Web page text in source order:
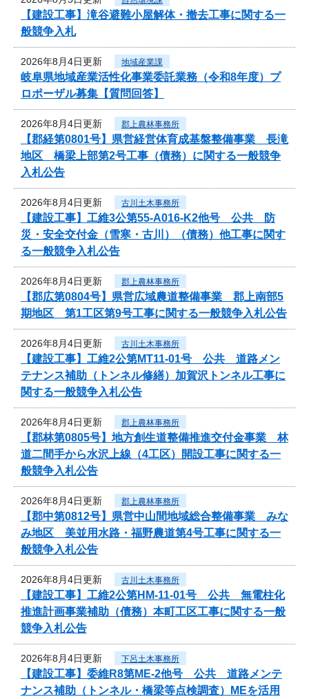
【建設工事】滝谷避難小屋解体・撤去工事に関する一
般競争入札
2026年8月4日更新 地域産業課
岐阜県地域産業活性化事業委託業務（令和8年度）プ
ロポーザル募集【質問回答】
2026年8月4日更新 郡上農林事務所
【郡経第0801号】県営経営体育成基盤整備事業 長滝
地区 橋梁上部第2号工事（債務）に関する一般競争
入札公告
2026年8月4日更新 古川土木事務所
【建設工事】工維3公第55-A016-K2他号 公共 防
災・安全交付金（雪寒・古川）（債務）他工事に関す
る一般競争入札公告
2026年8月4日更新 郡上農林事務所
【郡広第0804号】県営広域農道整備事業 郡上南部5
期地区 第1工区第9号工事に関する一般競争入札公告
2026年8月4日更新 古川土木事務所
【建設工事】工維2公第MT11-01号 公共 道路メン
テナンス補助（トンネル修繕）加賀沢トンネル工事に
関する一般競争入札公告
2026年8月4日更新 郡上農林事務所
【郡林第0805号】地方創生道整備推進交付金事業 林
道二間手から水沢上線（4工区）開設工事に関する一
般競争入札公告
2026年8月4日更新 郡上農林事務所
【郡中第0812号】県営中山間地域総合整備事業 みな
み地区 美並用水路・福野農道第4号工事に関する一
般競争入札公告
2026年8月4日更新 古川土木事務所
【建設工事】工維2公第HM-11-01号 公共 無電柱化
推進計画事業補助（債務）本町工区工事に関する一般
競争入札公告
2026年8月4日更新 下呂土木事務所
【建設工事】委維R8第ME-2他号 公共 道路メンテ
ナンス補助（トンネル・橋梁等点検調査）MEを活用